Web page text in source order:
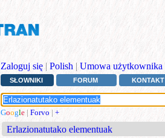
Zaloguj się | Polish | Umowa użytkownika
SŁOWNIKI FORUM KONTAKT
Google | Forvo | +
Erlazionatutako elementuak